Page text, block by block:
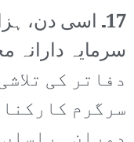
17۔ اسی دن،
دفاتر کی
سرگرم